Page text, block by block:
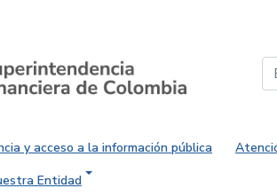
y acceso a la información pública
Entidad